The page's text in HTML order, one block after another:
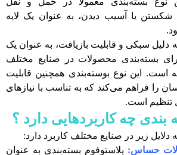
یا آسیب دیدن، به عنوان یک لایه
دلیل سبکی و قابلیت بازیافت، به عنوان یک
بسته‌بندی محصولات در صنایع مختلف
است. این نوع بوسته‌بندی همچنین قابلیت
را فراهم می‌کند که به تناسب با نیازهای
تنظیم است.
بندی چه کاربردهایی دارد ؟
دلایل زیر در صنایع مختلف کاربرد دارد:
پلاستوفوم بسته‌بندی به عنوان